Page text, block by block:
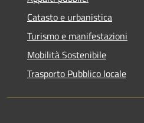
Catasto e urbanistica
Turismo e manifestazioni
Mobilità Sostenibile
Trasporto Pubblico locale